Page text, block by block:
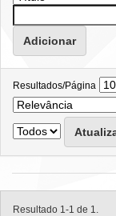
Resultados/Página
Resultado 1-1 de 1.